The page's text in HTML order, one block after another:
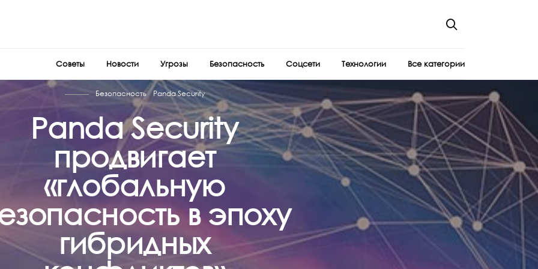
Советы Новости Угрозы Безопасность Соцсети Технологии Все категории
Безопасность Panda Security
Panda Security
продвигает
«глобальную
в эпоху
гибридных